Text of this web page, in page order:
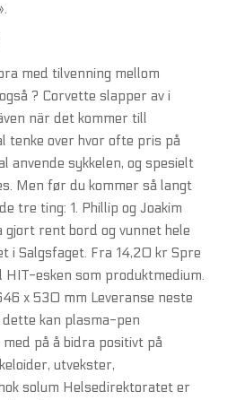
med tilvenning mellom
? Corvette slapper av i
när det kommer till
tenke over hvor ofte pris på
anvende sykkelen, og spesielt
Men før du kommer så langt
tre ting: 1. Phillip og Joakim
rent bord og vunnet hele
i Salgsfaget. Fra 14,20 kr Spre
HIT-esken som produktmedium.
x 530 mm Leveranse neste
kan plasma-pen
på å bidra positivt på
utvekster,
solum Helsedirektoratet er